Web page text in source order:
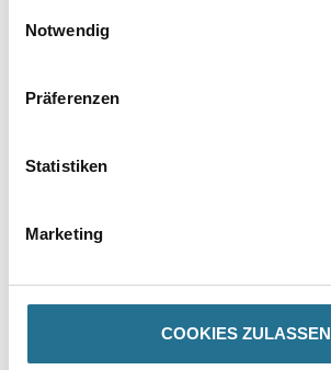
Notwendig
Präferenzen
Statistiken
Marketing
COOKIES ZULASSEN
PRODUKTEIGENSCHAFTEN
Verarbeitungstemp./Luftfeuchte
Untergrund und Umluft.